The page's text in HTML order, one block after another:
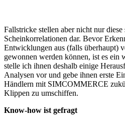
Fallstricke stellen aber nicht nur diese
Scheinkorrelationen dar. Bevor
Entwicklungen aus (falls überhaupt)
gewonnen werden können, ist es ein
stelle ich ihnen deshalb einige
Analysen vor und gebe ihnen erste
Händlern mit SIMCOMMERCE
Klippen zu umschiffen.
Know-how ist gefragt